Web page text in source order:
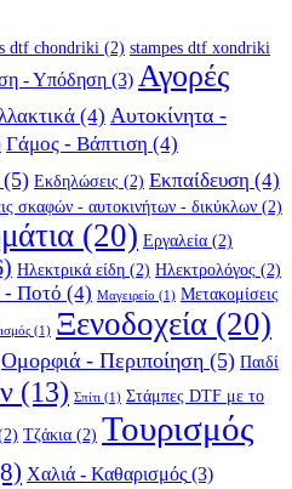
dtf chondriki (2) stampes dtf xondriki
- Υπόδηση (3) Αγορές
(4) Αυτοκίνητα -
Γάμος - Βάπτιση (4)
(5) Εκδηλώσεις (2) Εκπαίδευση (4)
σκαφών - αυτοκινήτων - δικύκλων (2)
(20) Εργαλεία (2)
Ηλεκτρικά είδη (2) Ηλεκτρολόγος (2)
Ποτό (4) Μαγειρείο (1) Μετακομίσεις
(1) Ξενοδοχεία (20)
Ομορφιά - Περιποίηση (5) Παιδί
(13) Σπίτι (1) Στάμπες DTF με το
Τζάκια (2) Τουρισμός
Χαλιά - Καθαρισμός (3)